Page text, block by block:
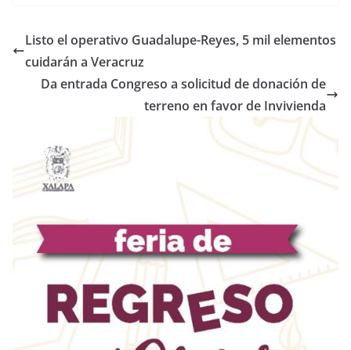
Listo el operativo Guadalupe-Reyes, 5 mil elementos
cuidarán a Veracruz
Da entrada Congreso a solicitud de donación de
terreno en favor de Invivienda